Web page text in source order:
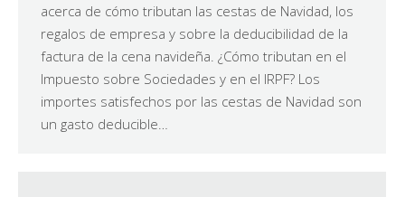
acerca de cómo tributan las cestas de Navidad, los
regalos de empresa y sobre la deducibilidad de la
factura de la cena navideña. ¿Cómo tributan en el
Impuesto sobre Sociedades y en el IRPF? Los
importes satisfechos por las cestas de Navidad son
un gasto deducible…